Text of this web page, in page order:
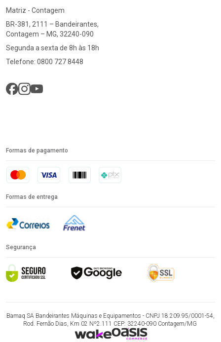
Matriz - Contagem
BR-381, 2111 – Bandeirantes,
Contagem – MG, 32240-090
Segunda a sexta de 8h às 18h
Telefone: 0800 727 8448
Formas de pagamento
Formas de entrega
Segurança
Bamaq SA Bandeirantes Máquinas e Equipamentos - CNPJ 18.209.95/0001-54,
Rod. Fernão Dias, Km 02 Nº2.111 CEP: 32240-090 Contagem/MG